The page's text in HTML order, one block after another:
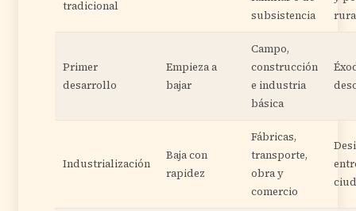
tradicional
subsistencia
Primer
desarrollo
Empieza a
bajar
Campo,
construcción
e industria
básica
Industrialización
Baja con
rapidez
Fábricas,
transporte,
obra y
comercio